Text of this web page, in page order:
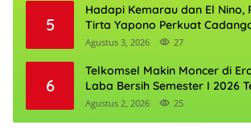
5
Hadapi Kemarau dan El Nino,
Tirta Yapono Perkuat
Agustus 3, 2026 27
6
Telkomsel Makin Moncer di
Laba Bersih Semester I 2026
Triliun
Agustus 2, 2026 25